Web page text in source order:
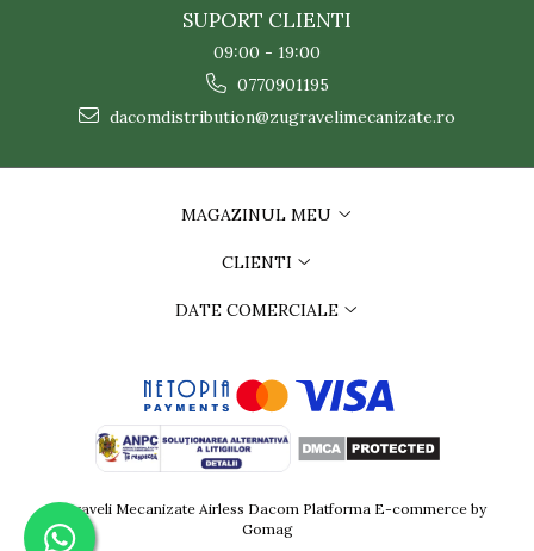
SUPORT CLIENTI
09:00 - 19:00
0770901195
dacomdistribution@zugravelimecanizate.ro
MAGAZINUL MEU
CLIENTI
DATE COMERCIALE
Zugraveli Mecanizate Airless Dacom Platforma E-commerce by
Gomag